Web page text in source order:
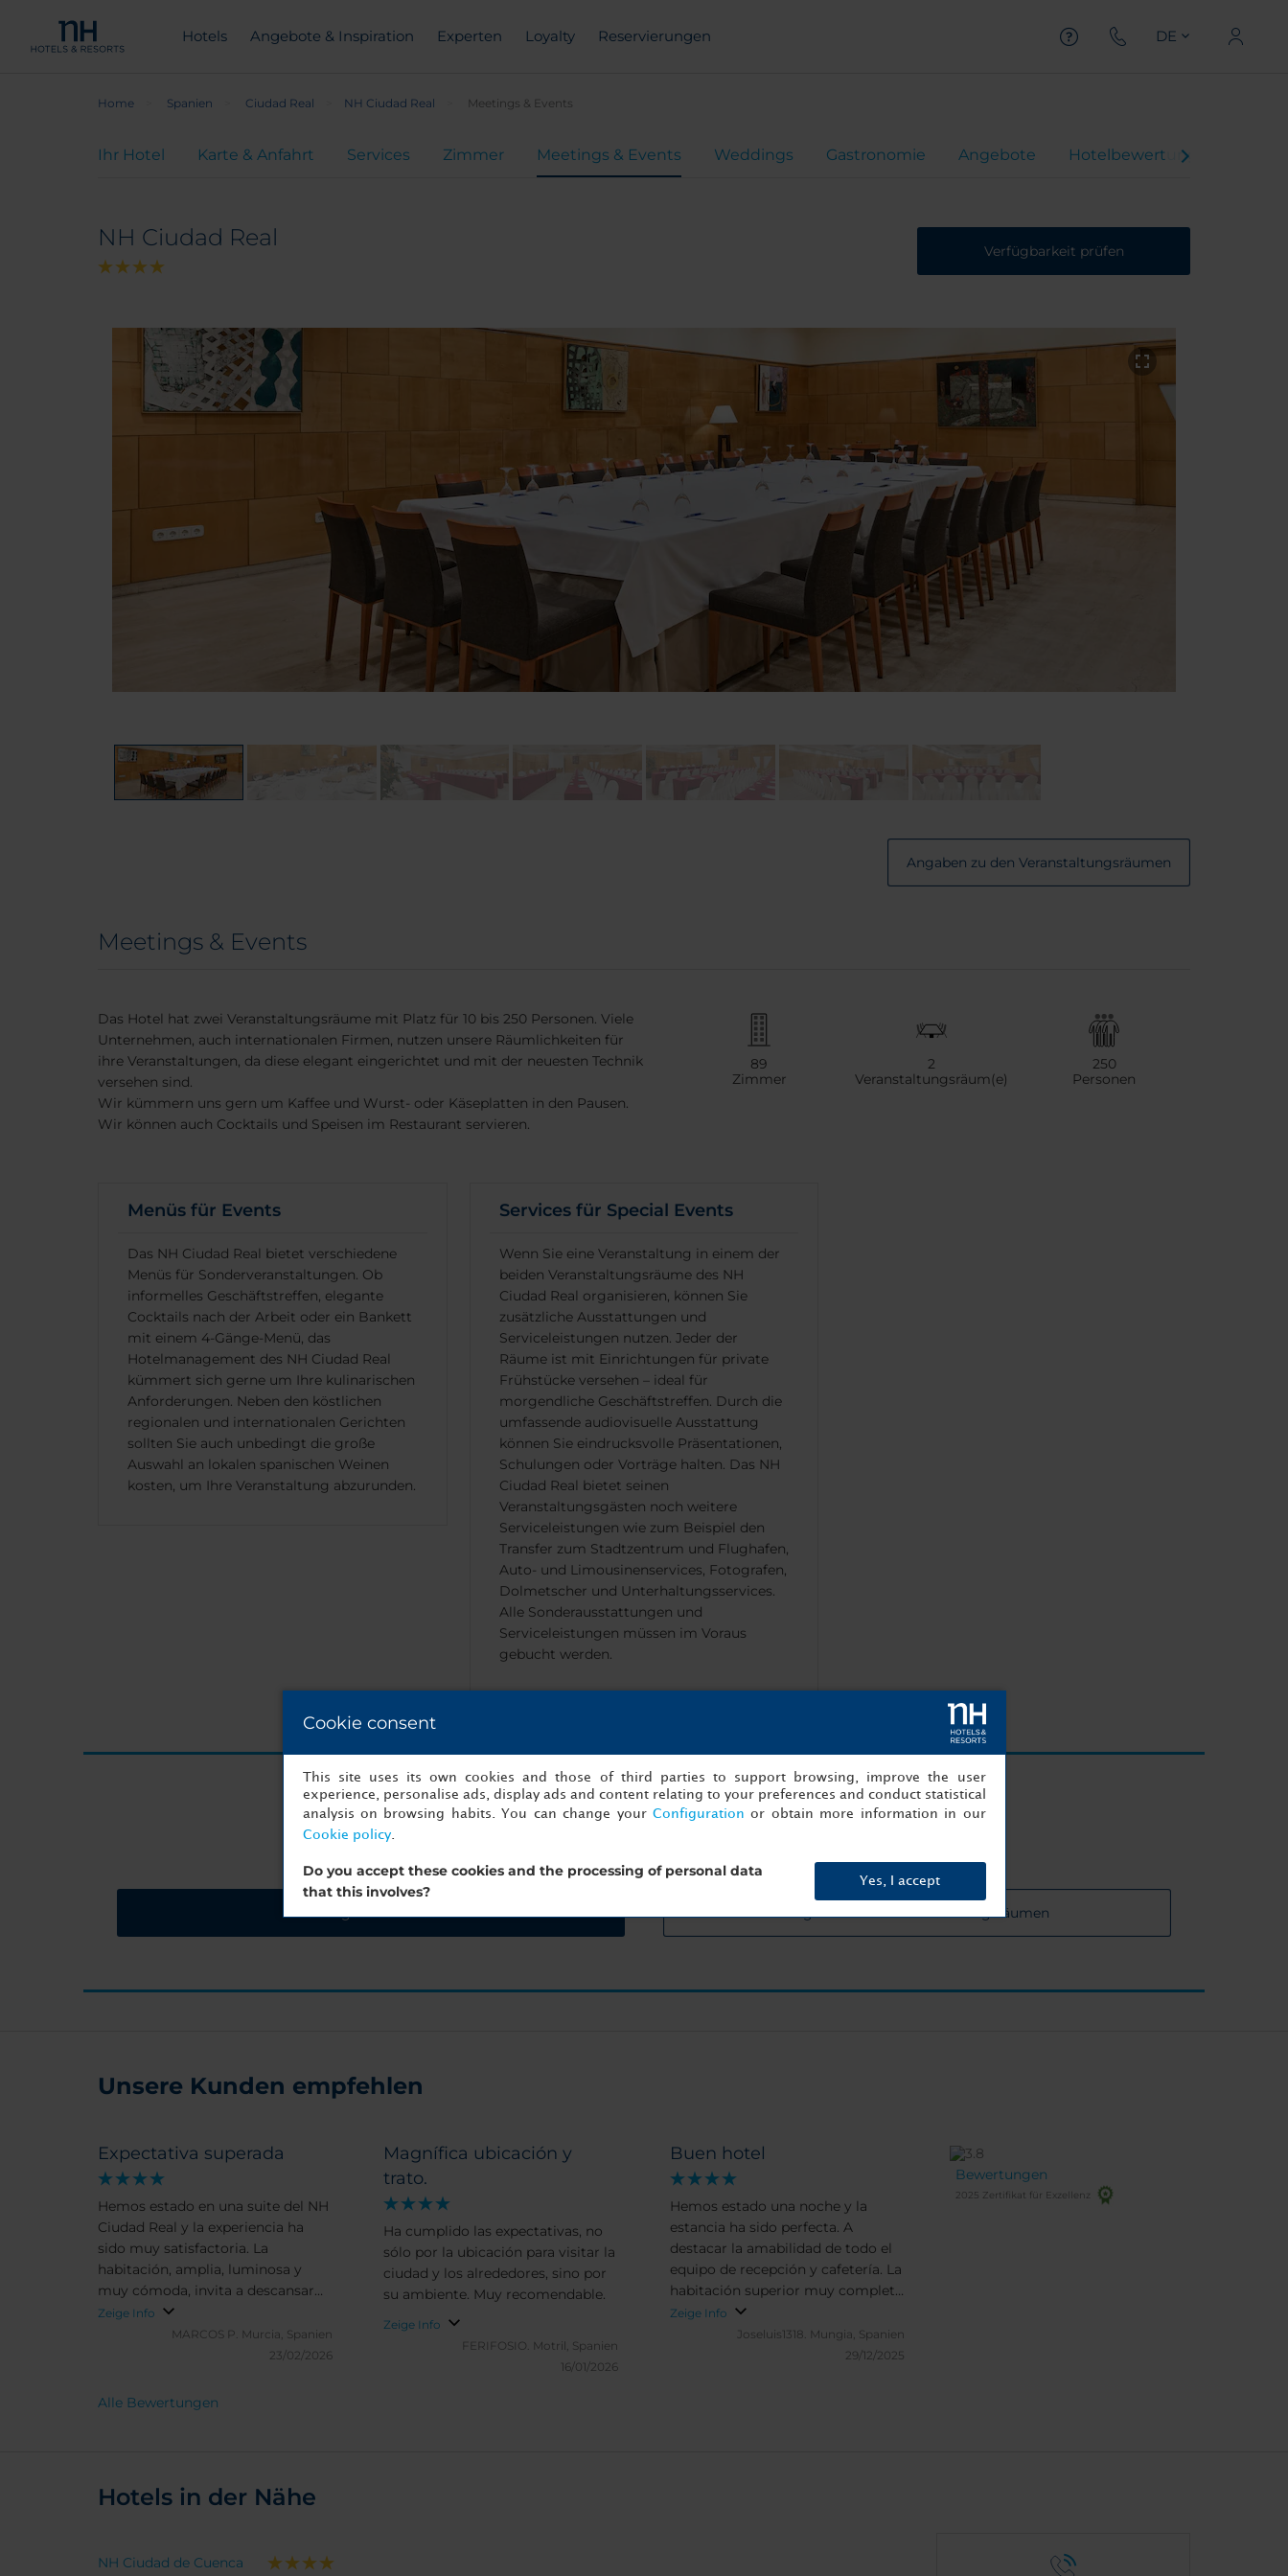
Hotels Angebote & Inspiration Experten Loyalty Reservierungen DE
Home Spanien Ciudad Real NH Ciudad Real Meetings & Events
Ihr Hotel Karte & Anfahrt Services Zimmer Meetings & Events Weddings Gastronomie Angebote Hotelbewertungen
NH Ciudad Real Verfügbarkeit prüfen
Angaben zu den Veranstaltungsräumen
Meetings & Events
Das Hotel hat zwei Veranstaltungsräume mit Platz für 10 bis 250 Personen. Viele
Unternehmen, auch internationalen Firmen, nutzen unsere Räumlichkeiten für
ihre Veranstaltungen, da diese elegant eingerichtet und mit der neuesten Technik
versehen sind.
Wir kümmern uns gern um Kaffee und Wurst- oder Käseplatten in den Pausen.
Wir können auch Cocktails und Speisen im Restaurant servieren.
89
Zimmer
2
Veranstaltungsräum(e)
250
Personen
Menüs für Events
Das NH Ciudad Real bietet verschiedene
Menüs für Sonderveranstaltungen. Ob
informelles Geschäftstreffen, elegante
Cocktails nach der Arbeit oder ein Bankett
mit einem 4-Gänge-Menü, das
Hotelmanagement des NH Ciudad Real
kümmert sich gerne um Ihre kulinarischen
Anforderungen. Neben den köstlichen
regionalen und internationalen Gerichten
sollten Sie auch unbedingt die große
Auswahl an lokalen spanischen Weinen
kosten, um Ihre Veranstaltung abzurunden.
Services für Special Events
Wenn Sie eine Veranstaltung in einem der
beiden Veranstaltungsräume des NH
Ciudad Real organisieren, können Sie
zusätzliche Ausstattungen und
Serviceleistungen nutzen. Jeder der
Räume ist mit Einrichtungen für private
Frühstücke versehen – ideal für
morgendliche Geschäftstreffen. Durch die
umfassende audiovisuelle Ausstattung
können Sie eindrucksvolle Präsentationen,
Schulungen oder Vorträge halten. Das NH
Ciudad Real bietet seinen
Veranstaltungsgästen noch weitere
Serviceleistungen wie zum Beispiel den
Transfer zum Stadtzentrum und Flughafen,
Auto- und Limousinenservices, Fotografen,
Dolmetscher und Unterhaltungsservices.
Alle Sonderausstattungen und
Serviceleistungen müssen im Voraus
gebucht werden.
Ihre nächste erfolgreiche Veranstaltung ist nur einen Klick entfernt
Preisangebot anfordern Angaben zu den Veranstaltungsräumen
Unsere Kunden empfehlen
Expectativa superada
Hemos estado en una suite del NH
Ciudad Real y la experiencia ha
sido muy satisfactoria. La
habitación, amplia, luminosa y
muy cómoda, invita a descansar
de verdad. El desayuno me ha
parecido algo flojo para la
categoría del hotel, con margen
garaje es algo justa, especialmente
caminando y olvidarte del coche
cercano, atento y resolutivo. Esa
Zeige Info
MARCOS P. Murcia, Spanien
23/02/2026
Magnífica ubicación y
trato.
Ha cumplido las expectativas, no
sólo por la ubicación para visitar la
ciudad y los alrededores, sino por
su ambiente. Muy recomendable.
Zeige Info
FERIFOSIO. Motril, Spanien
16/01/2026
Buen hotel
Hemos estado una noche y la
estancia ha sido perfecta. A
destacar la amabilidad de todo el
equipo de recepción y cafetería. La
habitación superior muy completa
y suficiente. El desayuno muy
completo y muy bien presentado.
Zeige Info
Joseluis1318. Mungia, Spanien
29/12/2025
Bewertungen
2025 Zertifikat für Exzellenz
Alle Bewertungen
Hotels in der Nähe
NH Ciudad de Cuenca
Cookie consent
This site uses its own cookies and those of third parties to support browsing, improve the user
experience, personalise ads, display ads and content relating to your preferences and conduct statistical
analysis on browsing habits. You can change your Configuration or obtain more information in our
Cookie policy.
Do you accept these cookies and the processing of personal data
that this involves?
Yes, I accept